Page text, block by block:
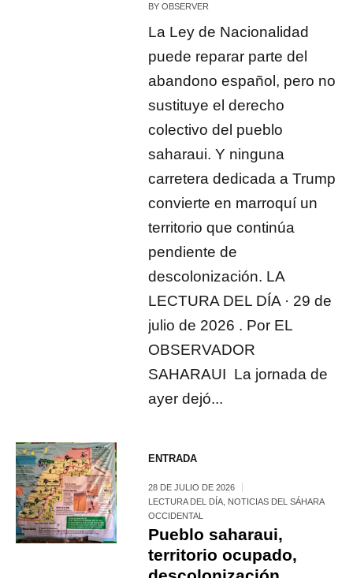
BYOBSERVER
La Ley de Nacionalidad
puede reparar parte del
abandono español, pero no
sustituye el derecho
colectivo del pueblo
saharaui. Y ninguna
carretera dedicada a Trump
convierte en marroquí un
territorio que continúa
pendiente de
descolonización. LA
LECTURA DEL DÍA · 29 de
julio de 2026 . Por EL
OBSERVADOR
SAHARAUI La jornada de
ayer dejó...
ENTRADA
28 DE JULIO DE 2026
LECTURA DEL DÍA NOTICIAS DEL SÁHARA
OCCIDENTAL
Pueblo saharaui,
territorio ocupado,